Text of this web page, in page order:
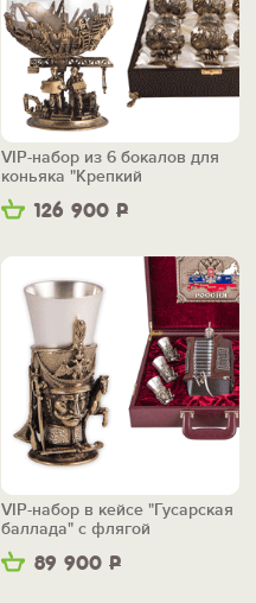
126 900 Р
VIP-набор из 6 бокалов для
коньяка "Крепкий
фундамент"
89 900 Р
VIP-набор в кейсе "Гусарская
баллада" с флягой